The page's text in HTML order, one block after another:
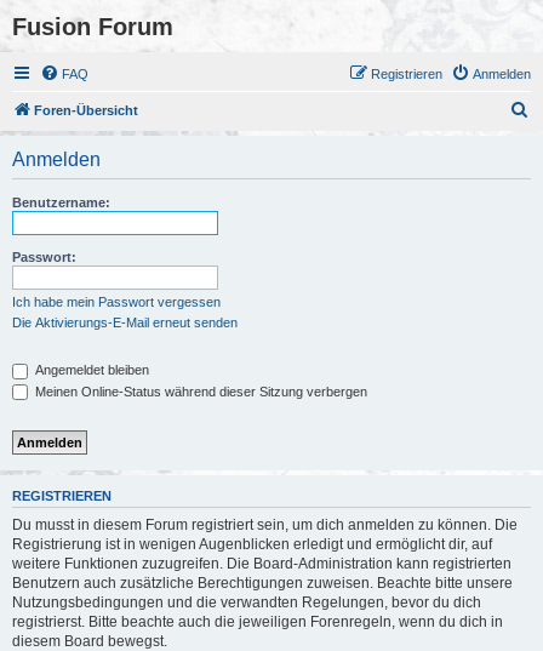
Fusion Forum
FAQ Anmelden
Registrieren
Foren-Übersicht
Anmelden
Benutzername:
Passwort:
Ich habe mein Passwort vergessen
Die Aktivierungs-E-Mail erneut senden
Angemeldet bleiben
Meinen Online-Status während dieser Sitzung verbergen
REGISTRIEREN
Du musst in diesem Forum registriert sein, um dich anmelden zu können. Die
Registrierung ist in wenigen Augenblicken erledigt und ermöglicht dir, auf
weitere Funktionen zuzugreifen. Die Board-Administration kann registrierten
Benutzern auch zusätzliche Berechtigungen zuweisen. Beachte bitte unsere
Nutzungsbedingungen und die verwandten Regelungen, bevor du dich
registrierst. Bitte beachte auch die jeweiligen Forenregeln, wenn du dich in
diesem Board bewegst.